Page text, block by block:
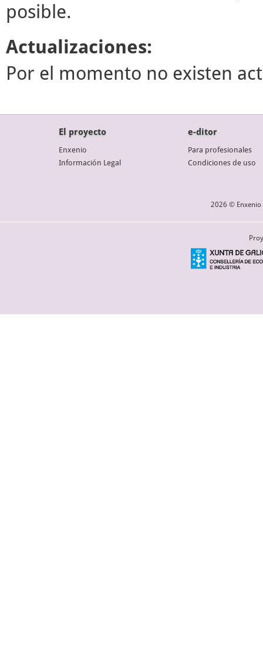
posible.
Actualizaciones:
Por el momento no existen
El proyecto
Enxenio
Información Legal
e-ditor
Para profesionales
Condiciones de uso
2026 © Enxenio